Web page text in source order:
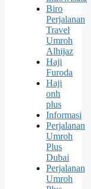
Biro
Perjalanan
Travel
Umroh
Alhijaz
Haji
Furoda
Haji
onh
plus
Informasi
Perjalanan
Umroh
Plus
Dubai
Perjalanan
Umroh